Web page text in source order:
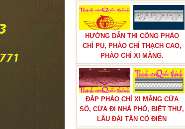
HƯỚNG DẪN THI CÔNG PHÀO
CHỈ PU, PHÀO CHỈ THẠCH CAO,
PHÀO CHỈ XI MĂNG.
ĐẮP PHÀO CHỈ XI MĂNG CỬA
SỔ, CỬA ĐI NHÀ PHỐ, BIỆT THỰ,
LÂU ĐÀI TÂN CỔ ĐIỂN
BÁO GIÁ THI CÔNG TRẦN THẠCH
CAO TRỌN GÓI